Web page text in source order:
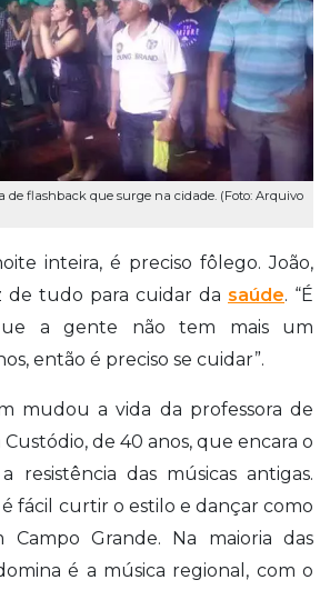
de flashback que surge na cidade. (Foto: Arquivo
inteira, é preciso fôlego. João,
de tudo para cuidar da saúde. “É
a gente não tem mais um
então é preciso se cuidar”.
mudou a vida da professora de
Custódio, de 40 anos, que encara o
resistência das músicas antigas.
é fácil curtir o estilo e dançar como
Campo Grande. Na maioria das
é a música regional, com o